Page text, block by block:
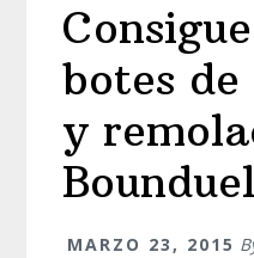
botes
y
MARZO 23, 2015